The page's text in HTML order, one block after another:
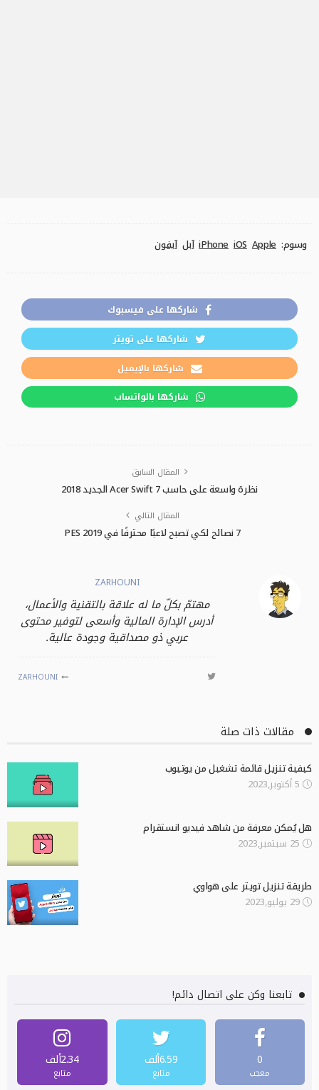
وسوم: Apple
iOS
iPhone آبل آيفون
شاركها على فيسبوك
شاركها على تويتر
شاركها بالإيميل
شاركها بالواتساب
المقال السابق
نظرة واسعة على حاسب Acer Swift 7 الجديد 2018
المقال التالي
7 نصائح لكي تصبح لاعبًا محترفًا في PES 2019
ZARHOUNI
مهتمّ بكلّ ما له علاقة بالتقنية والأعمال،
أدرس الإدارة المالية وأسعى لتوفير محتوى
عربي ذو مصداقية وجودة عالية.
ZARHOUNI
مقالات ذات صلة
كيفية تنزيل قائمة تشغيل من يوتيوب
5 أكتوبر,2023
هل يُمكن معرفة من شاهد فيديو انستقرام
25 سبتمبر,2023
طريقة تنزيل تويتر على هواوي
29 يوليو,2023
تابعنا وكن على اتصال دائم!
0
معجب
6.59ألف
متابع
2.34ألف
متابع